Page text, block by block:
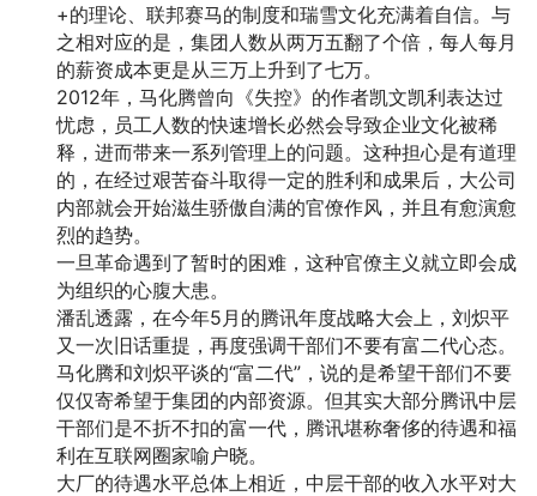
+的理论、联邦赛马的制度和瑞雪文化充满着自信。与
之相对应的是，集团人数从两万五翻了个倍，每人每月
的薪资成本更是从三万上升到了七万。
2012年，马化腾曾向《失控》的作者凯文凯利表达过
忧虑，员工人数的快速增长必然会导致企业文化被稀
释，进而带来一系列管理上的问题。这种担心是有道理
的，在经过艰苦奋斗取得一定的胜利和成果后，大公司
内部就会开始滋生骄傲自满的官僚作风，并且有愈演愈
烈的趋势。
一旦革命遇到了暂时的困难，这种官僚主义就立即会成
为组织的心腹大患。
潘乱透露，在今年5月的腾讯年度战略大会上，刘炽平
又一次旧话重提，再度强调干部们不要有富二代心态。
马化腾和刘炽平谈的“富二代”，说的是希望干部们不要
仅仅寄希望于集团的内部资源。但其实大部分腾讯中层
干部们是不折不扣的富一代，腾讯堪称奢侈的待遇和福
利在互联网圈家喻户晓。
大厂的待遇水平总体上相近，中层干部的收入水平对大